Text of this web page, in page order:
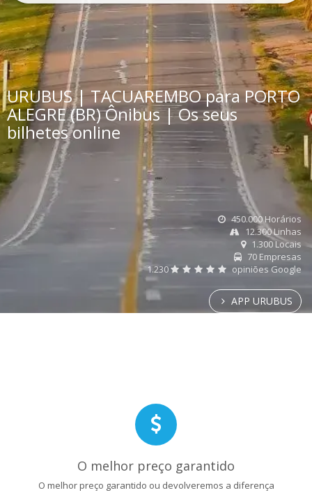
URUBUS | TACUAREMBO para PORTO
ALEGRE (BR) Ônibus | Os seus
bilhetes online
450.000 Horários
12.300 Linhas
1.300 Locais
70 Empresas
1.230
opiniões Google
APP URUBUS
O melhor preço garantido
O melhor preço garantido ou devolveremos a diferença